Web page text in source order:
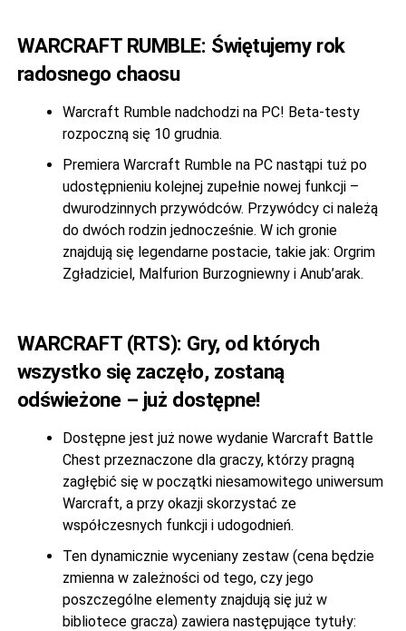
WARCRAFT RUMBLE: Świętujemy rok
radosnego chaosu
Warcraft Rumble nadchodzi na PC! Beta-testy
rozpoczną się 10 grudnia.
Premiera Warcraft Rumble na PC nastąpi tuż po
udostępnieniu kolejnej zupełnie nowej funkcji –
dwurodzinnych przywódców. Przywódcy ci należą
do dwóch rodzin jednocześnie. W ich gronie
znajdują się legendarne postacie, takie jak: Orgrim
Zgładziciel, Malfurion Burzogniewny i Anub’arak.
WARCRAFT (RTS): Gry, od których
wszystko się zaczęło, zostaną
odświeżone – już dostępne!
Dostępne jest już nowe wydanie Warcraft Battle
Chest przeznaczone dla graczy, którzy pragną
zagłębić się w początki niesamowitego uniwersum
Warcraft, a przy okazji skorzystać ze
współczesnych funkcji i udogodnień.
Ten dynamicznie wyceniany zestaw (cena będzie
zmienna w zależności od tego, czy jego
poszczególne elementy znajdują się już w
bibliotece gracza) zawiera następujące tytuły: